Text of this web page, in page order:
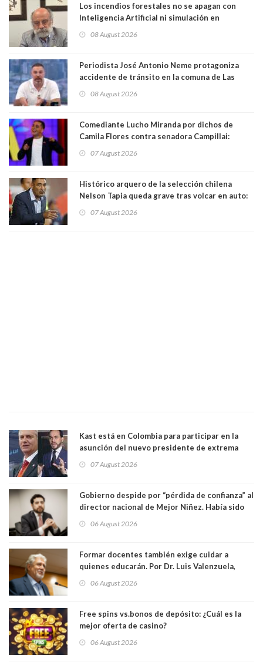
Los incendios forestales no se apagan con
Inteligencia Artificial ni simulación en
Magister en Asentamientos Humanos PUC
08 August 2026
Periodista José Antonio Neme protagoniza
accidente de tránsito en la comuna de Las
08 August 2026
Comediante Lucho Miranda por dichos de
Camila Flores contra senadora Campillai:
forma de quitar dignidad"
07 August 2026
Histórico arquero de la selección chilena
Nelson Tapia queda grave tras volcar en auto:
07 August 2026
Kast está en Colombia para participar en la
asunción del nuevo presidente de extrema
07 August 2026
Gobierno despide por “pérdida de confianza” al
director nacional de Mejor Niñez. Había sido
06 August 2026
Formar docentes también exige cuidar a
quienes educarán. Por Dr. Luis Valenzuela,
Académicos U. Católica Silva Henríquez
06 August 2026
Free spins vs.bonos de depósito: ¿Cuál es la
mejor oferta de casino?
06 August 2026